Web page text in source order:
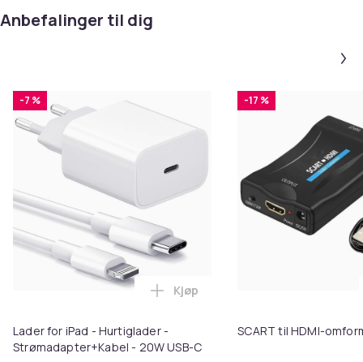
Anbefalinger til dig
-7 %
Lader for iPad - Hurtiglader -
Strømadapter+Kabel - 20W USB-C
Legg Lader for iPad -
Kjøp
-17 %
SCART til HDMI-